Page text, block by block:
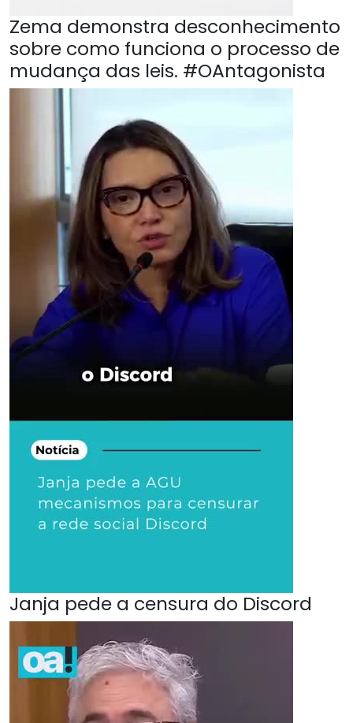
Zema demonstra desconhecimento
sobre como funciona o processo de
mudança das leis. #OAntagonista
Janja pede a censura do Discord